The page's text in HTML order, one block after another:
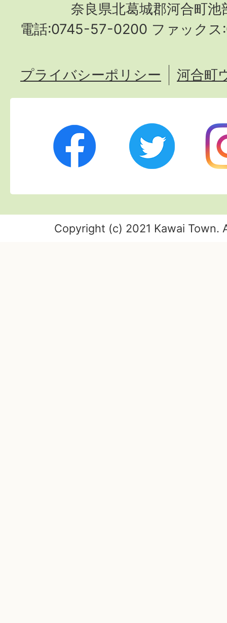
奈良県北葛城郡河合町池
電話:0745-57-0200 ファック
Facebook Twitter
プライバシーポリシー 河合町
Copyright (c) 2021 Kawai Town.